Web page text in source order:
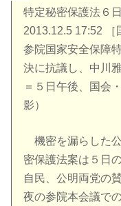
特定秘密保護法６
2013.12.5 17:52 ［
参院国家安全保障
決に抗議し、中川
＝５日午後、国会
影）
機密を漏らした
密保護法案は５日
自民、公明両党の
夜の参院本会議で